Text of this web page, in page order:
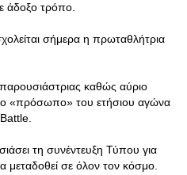
άδοξο τρόπο.
σήμερα η πρωταθλήτρια
καθώς αύριο
«πρόσωπο» του ετήσιου αγώνα
τη συνέντευξη Τύπου για
σε όλον τον κόσμο.